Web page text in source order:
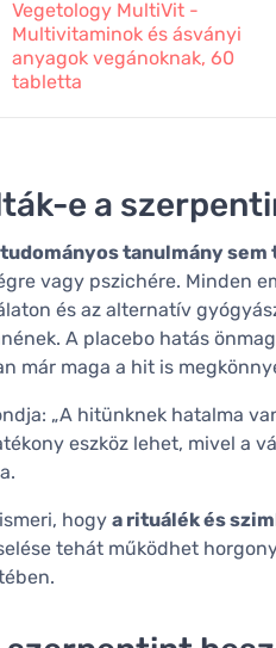
Vegetology MultiVit -
Multivitaminok és ásványi
anyagok vegánoknak, 60
tabletta
e a
tanulmány sem
vagy pszichére. Minden
és az alternatív
A placebo hatás
már maga a hit is
„A hitünknek hatalma
eszköz lehet, mivel a
hogy a rituálék és
tehát működhet